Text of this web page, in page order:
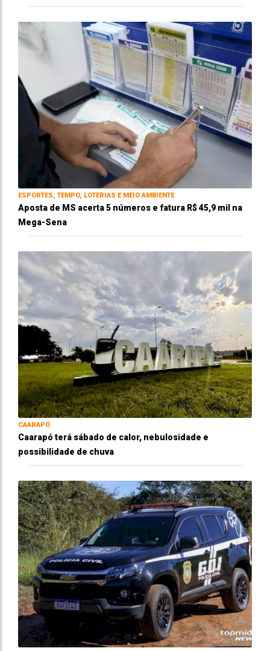
ESPORTES, TEMPO, LOTERIAS E MEIO AMBIENTE
Aposta de MS acerta 5 números e fatura R$ 45,9 mil na
Mega-Sena
CAARAPÓ
Caarapó terá sábado de calor, nebulosidade e
possibilidade de chuva